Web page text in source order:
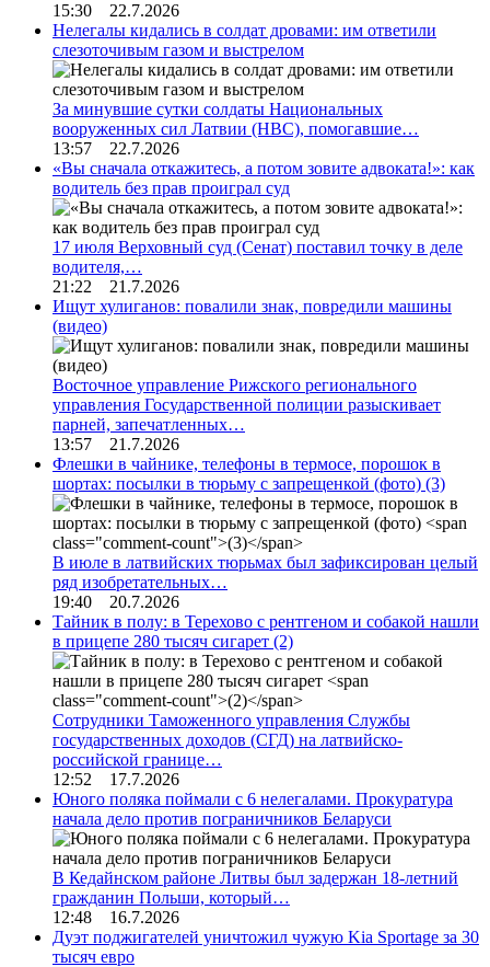
15:30 22.7.2026
Нелегалы кидались в солдат дровами: им ответили
слезоточивым газом и выстрелом
За минувшие сутки солдаты Национальных
вооруженных сил Латвии (НВС), помогавшие…
13:57 22.7.2026
«Вы сначала откажитесь, а потом зовите адвоката!»: как
водитель без прав проиграл суд
17 июля Верховный суд (Сенат) поставил точку в деле
водителя,…
21:22 21.7.2026
Ищут хулиганов: повалили знак, повредили машины
(видео)
Восточное управление Рижского регионального
управления Государственной полиции разыскивает
парней, запечатленных…
13:57 21.7.2026
Флешки в чайнике, телефоны в термосе, порошок в
шортах: посылки в тюрьму с запрещенкой (фото) (3)
В июле в латвийских тюрьмах был зафиксирован целый
ряд изобретательных…
19:40 20.7.2026
Тайник в полу: в Терехово с рентгеном и собакой нашли
в прицепе 280 тысяч сигарет (2)
Сотрудники Таможенного управления Службы
государственных доходов (СГД) на латвийско-
российской границе…
12:52 17.7.2026
Юного поляка поймали с 6 нелегалами. Прокуратура
начала дело против пограничников Беларуси
В Кедайнском районе Литвы был задержан 18-летний
гражданин Польши, который…
12:48 16.7.2026
Дуэт поджигателей уничтожил чужую Kia Sportage за 30
тысяч евро